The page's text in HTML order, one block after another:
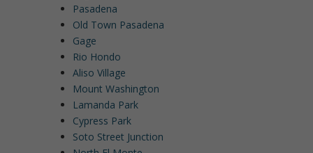
Pasadena
Old Town Pasadena
Gage
Rio Hondo
Aliso Village
Mount Washington
Lamanda Park
Cypress Park
Soto Street Junction